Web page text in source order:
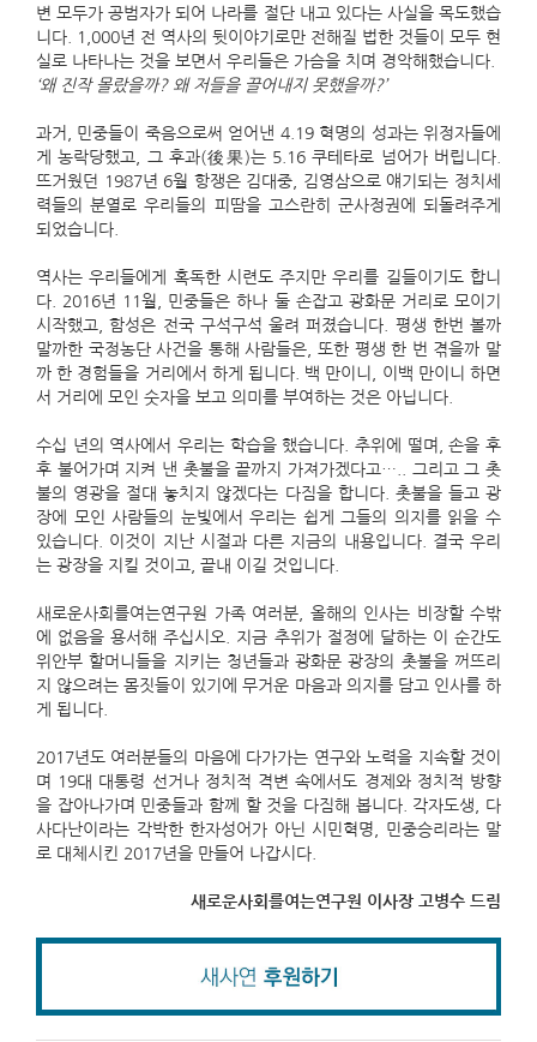
변 모두가 공범자가 되어 나라를 절단 내고 있다는 사실을 목도했습
니다. 1,000년 전 역사의 뒷이야기로만 전해질 법한 것들이 모두 현
실로 나타나는 것을 보면서 우리들은 가슴을 치며 경악해했습니다.
‘왜 진작 몰랐을까? 왜 저들을 끌어내지 못했을까?’
과거, 민중들이 죽음으로써 얻어낸 4.19 혁명의 성과는 위정자들에
게 농락당했고, 그 후과(後果)는 5.16 쿠테타로 넘어가 버립니다.
뜨거웠던 1987년 6월 항쟁은 김대중, 김영삼으로 얘기되는 정치세
력들의 분열로 우리들의 피땀을 고스란히 군사정권에 되돌려주게
되었습니다.
역사는 우리들에게 혹독한 시련도 주지만 우리를 길들이기도 합니
다. 2016년 11월, 민중들은 하나 둘 손잡고 광화문 거리로 모이기
시작했고, 함성은 전국 구석구석 울려 퍼졌습니다. 평생 한번 볼까
말까한 국정농단 사건을 통해 사람들은, 또한 평생 한 번 겪을까 말
까 한 경험들을 거리에서 하게 됩니다. 백 만이니, 이백 만이니 하면
서 거리에 모인 숫자을 보고 의미를 부여하는 것은 아닙니다.
수십 년의 역사에서 우리는 학습을 했습니다. 추위에 떨며, 손을 후
후 불어가며 지켜 낸 촛불을 끝까지 가져가겠다고….. 그리고 그 촛
불의 영광을 절대 놓치지 않겠다는 다짐을 합니다. 촛불을 들고 광
장에 모인 사람들의 눈빛에서 우리는 쉽게 그들의 의지를 읽을 수
있습니다. 이것이 지난 시절과 다른 지금의 내용입니다. 결국 우리
는 광장을 지킬 것이고, 끝내 이길 것입니다.
새로운사회를여는연구원 가족 여러분, 올해의 인사는 비장할 수밖
에 없음을 용서해 주십시오. 지금 추위가 절정에 달하는 이 순간도
위안부 할머니들을 지키는 청년들과 광화문 광장의 촛불을 꺼뜨리
지 않으려는 몸짓들이 있기에 무거운 마음과 의지를 담고 인사를 하
게 됩니다.
2017년도 여러분들의 마음에 다가가는 연구와 노력을 지속할 것이
며 19대 대통령 선거나 정치적 격변 속에서도 경제와 정치적 방향
을 잡아나가며 민중들과 함께 할 것을 다짐해 봅니다. 각자도생, 다
사다난이라는 각박한 한자성어가 아닌 시민혁명, 민중승리라는 말
로 대체시킨 2017년을 만들어 나갑시다.
새로운사회를여는연구원 이사장 고병수 드림